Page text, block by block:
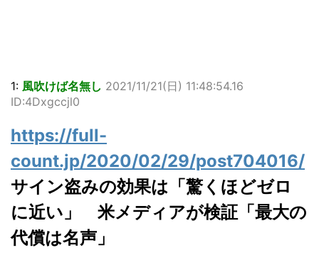
1: 風吹けば名無し 2021/11/21(日) 11:48:54.16
ID:4Dxgccjl0
https://full-
count.jp/2020/02/29/post704016/
サイン盗みの効果は「驚くほどゼロ
に近い」 米メディアが検証「最大の
代償は名声」